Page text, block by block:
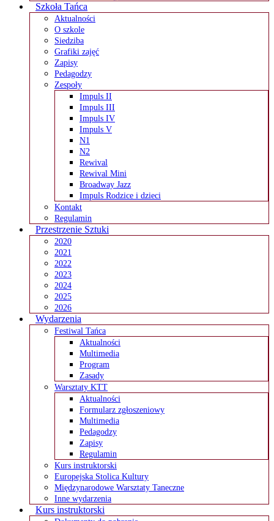
Szkoła Tańca
Aktualności
O szkole
Siedziba
Grafiki zajęć
Zapisy
Pedagodzy
Zespoły
Impuls II
Impuls III
Impuls IV
Impuls V
N1
N2
Rewival
Rewival Mini
Broadway Jazz
Impuls Rodzice i dzieci
Kontakt
Regulamin
Przestrzenie Sztuki
2020
2021
2022
2023
2024
2025
2026
Wydarzenia
Festiwal Tańca
Aktualności
Multimedia
Program
Zasady
Warsztaty KTT
Aktualności
Formularz zgłoszeniowy
Multimedia
Pedagodzy
Zapisy
Regulamin
Kurs instruktorski
Europejska Stolica Kultury
Międzynarodowe Warsztaty Taneczne
Inne wydarzenia
Kurs instruktorski